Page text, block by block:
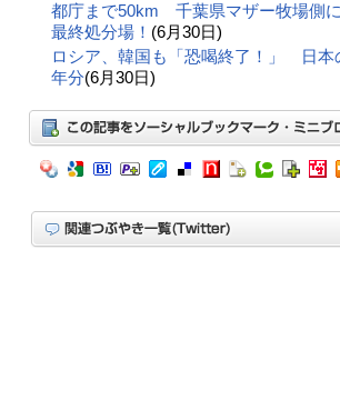
都庁まで50km 千葉県マザー牧場側
最終処分場！ (6月30日)
ロシア、韓国も「恐喝終了！」 日本
年分(6月30日)